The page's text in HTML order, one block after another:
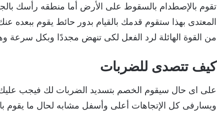
تقوم بالإصطدام بالسقوط على الأرض أما منطقه رأسك
المعتدى بهذا ستقوم قدمك بالقيام بدور حائط يقوم
من القوة الهائلة لرد الفعل لكى تنهض مجددًا وبكل
كيف تتصدى للضربات
على اى حال سيقوم الخصم بتسديد الضربات لك فيجب
ويسارفى كل الإتجاهات أعلى وأسفل مشابه لحال ما